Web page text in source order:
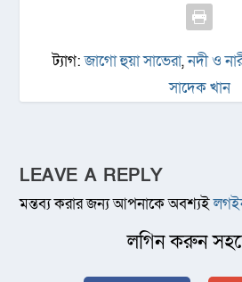
ট্যাগ:জাগো হুয়া সাভেরা,নদী ও
সাদেক খান
LEAVE A REPLY
মন্তব্য করার জন্য আপনাকে অবশ্যই
লগিন করুন